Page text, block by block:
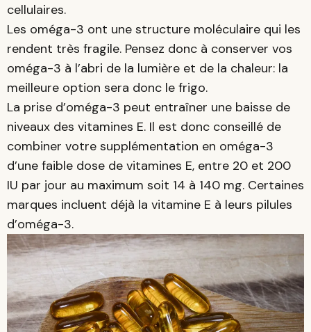
cellulaires.
Les oméga-3 ont une structure moléculaire qui les
rendent très fragile. Pensez donc à conserver vos
oméga-3 à l’abri de la lumière et de la chaleur: la
meilleure option sera donc le frigo.
La prise d’oméga-3 peut entraîner une baisse de
niveaux des vitamines E. Il est donc conseillé de
combiner votre supplémentation en oméga-3
d’une faible dose de vitamines E, entre 20 et 200
IU par jour au maximum soit 14 à 140 mg. Certaines
marques incluent déjà la vitamine E à leurs pilules
d’oméga-3.